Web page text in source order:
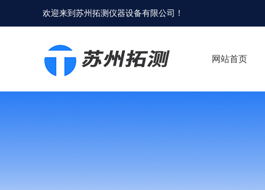
欢迎来到苏州拓测仪器设备有限公司 ！
网站首页